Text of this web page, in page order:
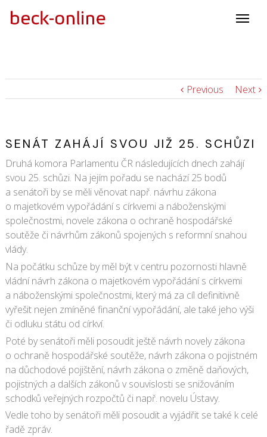
Previous Next
SENÁT ZAHÁJÍ SVOU JIŽ 25. SCHŮZI
Druhá komora Parlamentu ČR následujících dnech zahájí
svou 25. schůzi. Na jejím pořadu se nachází 25 bodů
a senátoři by se měli věnovat např. návrhu zákona
o majetkovém vypořádání s církvemi a náboženskými
společnostmi, novele zákona o ochraně hospodářské
soutěže či návrhům zákonů spojených s reformní snahou
vlády.
Na počátku schůze by měl být v centru pozornosti hlavně
vládní návrh zákona o majetkovém vypořádání s církvemi
a náboženskými společnostmi, který má za cíl definitivně
vyřešit nejen zmíněné finanční vypořádání, ale také jeho výši
či odluku státu od církví.
Poté by senátoři měli posoudit ještě návrh novely zákona
o ochraně hospodářské soutěže, návrh zákona o pojistném
na důchodové pojištění, návrh zákona o změně daňových,
pojistných a dalších zákonů v souvislosti se snižováním
schodků veřejných rozpočtů či např. novelu Ústavy.
Vedle toho by senátoři měli posoudit a vyjádřit se také k celé
řadě zpráv.